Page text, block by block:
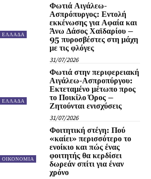
ΕΛΛΑΔΑ
Φωτιά Αιγάλεω-
Ασπρόπυργος: Εντολή
εκκένωσης για Αφαία και
Άνω Δάσος Χαϊδαρίου –
95 πυροσβέστες στη μάχη
με τις φλόγες
31/07/2026
ΕΛΛΑΔΑ
Φωτιά στην περιφερειακή
Αιγάλεω-Ασπροπύργου:
Εκτεταμένο μέτωπο προς
το Ποικίλο Όρος –
Ζητούνται ενισχύσεις
31/07/2026
ΟΙΚΟΝΟΜΙΑ
Φοιτητική στέγη: Πού
«καίει» περισσότερο το
ενοίκιο και πώς ένας
φοιτητής θα κερδίσει
δωρεάν σπίτι για έναν
χρόνο